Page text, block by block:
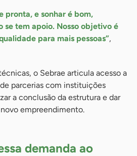
pronta, e sonhar é bom,
se tem apoio. Nosso objetivo é
para mais pessoas”,
o Sebrae articula acesso a
parcerias com instituições
a conclusão da estrutura e dar
empreendimento.
demanda ao